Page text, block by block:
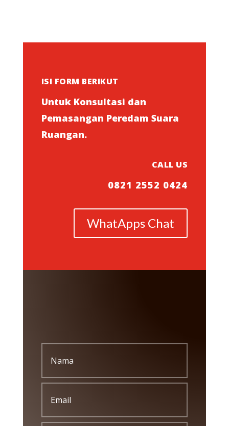
ISI FORM BERIKUT
Untuk Konsultasi dan
Pemasangan Peredam Suara
Ruangan.
CALL US
0821 2552 0424
WhatApps Chat